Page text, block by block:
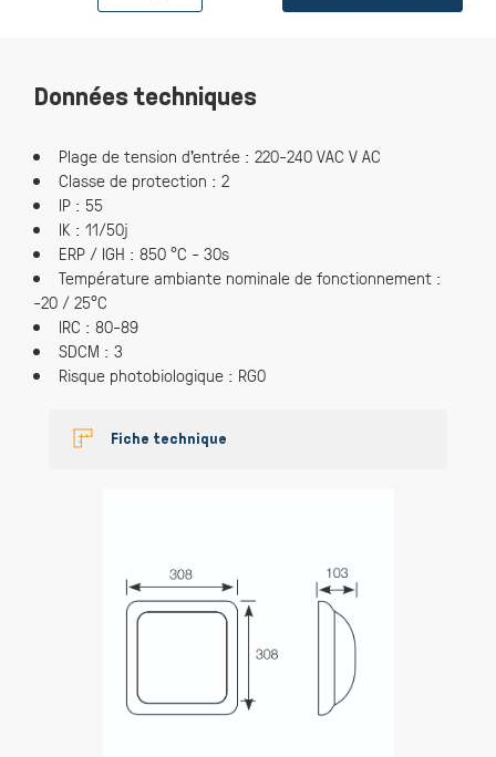
Données techniques
Plage de tension d’entrée : 220-240 VAC V AC
Classe de protection : 2
IP : 55
IK : 11/50j
ERP / IGH : 850 °C - 30s
Température ambiante nominale de fonctionnement :
-20 / 25°C
IRC : 80-89
SDCM : 3
Risque photobiologique : RG0
Fiche technique